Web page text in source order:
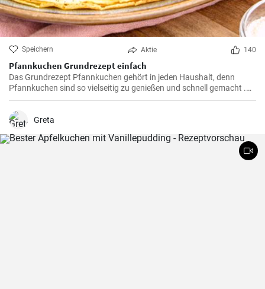
Speichern Aktie 140
Pfannkuchen Grundrezept einfach
Das Grundrezept Pfannkuchen gehört in jeden Haushalt, denn
Pfannkuchen sind so vielseitig zu genießen und schnell gemacht .
Süß oder herzhaft gefüllt sind die Pfannkuchen mit Milch und Eiern
ein Genuß für groß und klein .
Greta